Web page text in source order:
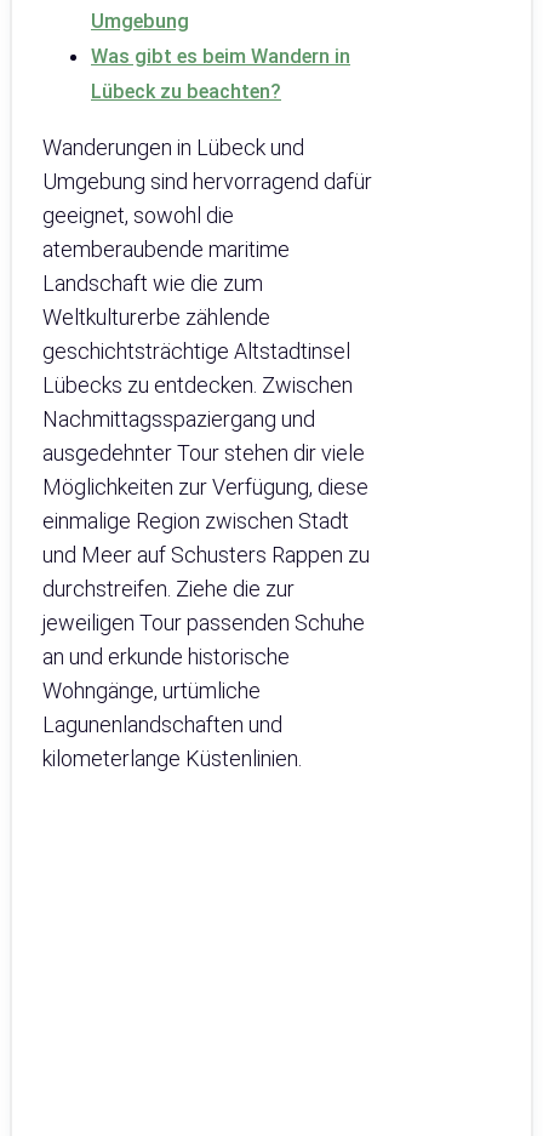
Umgebung
Was gibt es beim Wandern in
Lübeck zu beachten?
Wanderungen in Lübeck und
Umgebung sind hervorragend dafür
geeignet, sowohl die
atemberaubende maritime
Landschaft wie die zum
Weltkulturerbe zählende
geschichtsträchtige Altstadtinsel
Lübecks zu entdecken. Zwischen
Nachmittagsspaziergang und
ausgedehnter Tour stehen dir viele
Möglichkeiten zur Verfügung, diese
einmalige Region zwischen Stadt
und Meer auf Schusters Rappen zu
durchstreifen. Ziehe die zur
jeweiligen Tour passenden Schuhe
an und erkunde historische
Wohngänge, urtümliche
Lagunenlandschaften und
kilometerlange Küstenlinien.